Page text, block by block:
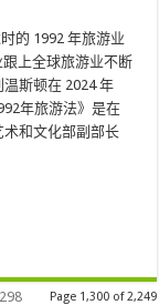
的 1992 年旅游业
上全球旅游业不断
斯顿在 2024 年
年旅游法》是在
和文化部副部长
Page 1,300 of 2,249